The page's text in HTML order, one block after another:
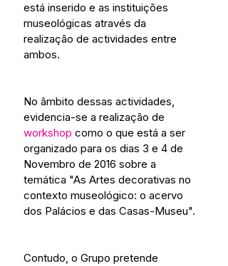
está inserido e as instituições
museológicas através da
realização de actividades entre
ambos.
No âmbito dessas actividades,
evidencia-se a realização de
workshop como o que está a ser
organizado para os dias 3 e 4 de
Novembro de 2016 sobre a
temática "As Artes decorativas no
contexto museológico: o acervo
dos Palácios e das Casas-Museu".
Contudo, o Grupo pretende